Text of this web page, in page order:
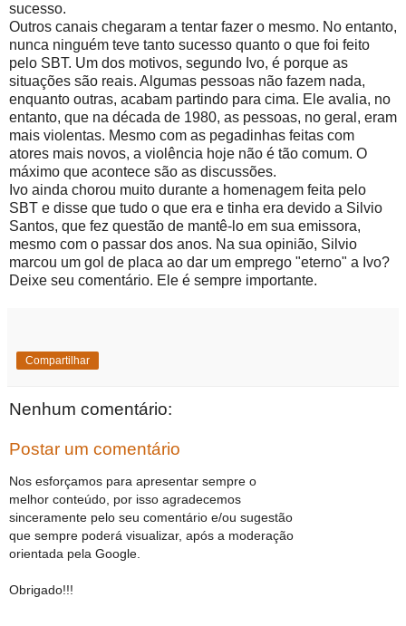
sucesso.
Outros canais chegaram a tentar fazer o mesmo. No entanto,
nunca ninguém teve tanto sucesso quanto o que foi feito
pelo SBT. Um dos motivos, segundo Ivo, é porque as
situações são reais. Algumas pessoas não fazem nada,
enquanto outras, acabam partindo para cima. Ele avalia, no
entanto, que na década de 1980, as pessoas, no geral, eram
mais violentas. Mesmo com as pegadinhas feitas com
atores mais novos, a violência hoje não é tão comum. O
máximo que acontece são as discussões.
Ivo ainda chorou muito durante a homenagem feita pelo
SBT e disse que tudo o que era e tinha era devido a Silvio
Santos, que fez questão de mantê-lo em sua emissora,
mesmo com o passar dos anos. Na sua opinião, Silvio
marcou um gol de placa ao dar um emprego "eterno" a Ivo?
Deixe seu comentário. Ele é sempre importante.
Compartilhar
Nenhum comentário:
Postar um comentário
Nos esforçamos para apresentar sempre o
melhor conteúdo, por isso agradecemos
sinceramente pelo seu comentário e/ou sugestão
que sempre poderá visualizar, após a moderação
orientada pela Google.
Obrigado!!!